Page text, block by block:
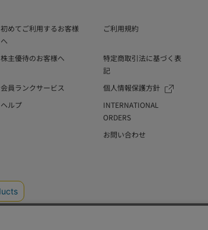
初めてご利用するお客様
へ
ご利用規約
株主優待のお客様へ
特定商取引法に基づく表
記
会員ランクサービス
個人情報保護方針
ヘルプ
INTERNATIONAL
ORDERS
お問い合わせ